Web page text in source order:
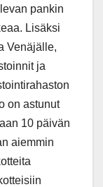
pankin
Lisäksi
Venäjälle,
ja
on astunut
10 päivän
aiemmin